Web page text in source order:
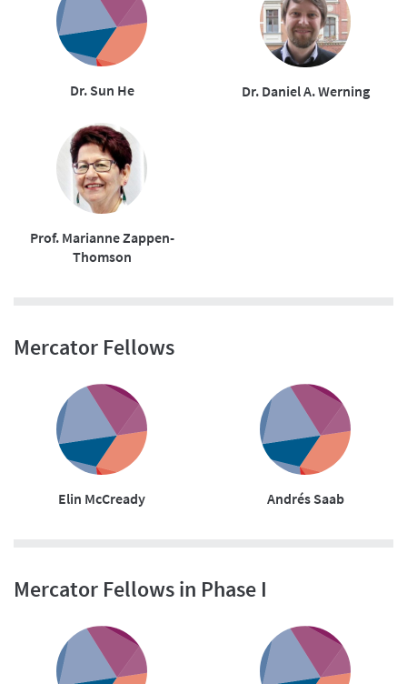
Dr. Sun He Dr. Daniel A. Werning
Prof. Marianne Zappen-
Thomson
Mercator Fellows
Elin McCready Andrés Saab
Mercator Fellows in Phase I